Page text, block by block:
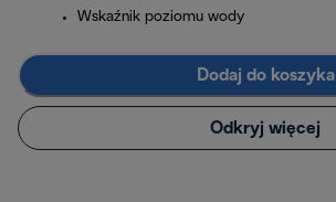
Wskaźnik poziomu wody
Dodaj do koszyka
Odkryj więcej